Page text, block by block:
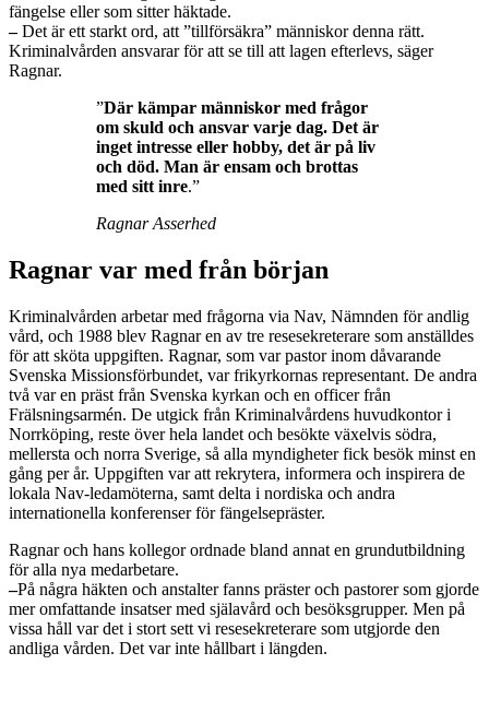
fängelse eller som sitter häktade.
–Det är ett starkt ord, att ”tillförsäkra” människor denna rätt.
Kriminalvården ansvarar för att se till att lagen efterlevs, säger
Ragnar.
”Där kämpar människor med frågor
om skuld och ansvar varje dag. Det är
inget intresse eller hobby, det är på liv
och död. Man är ensam och brottas
med sitt inre.”
Ragnar Asserhed
Ragnar var med från början
Kriminalvården arbetar med frågorna via Nav, Nämnden för andlig
vård, och 1988 blev Ragnar en av tre resesekreterare som anställdes
för att sköta uppgiften. Ragnar, som var pastor inom dåvarande
Svenska Missionsförbundet, var frikyrkornas representant. De andra
två var en präst från Svenska kyrkan och en officer från
Frälsningsarmén. De utgick från Kriminalvårdens huvudkontor i
Norrköping, reste över hela landet och besökte växelvis södra,
mellersta och norra Sverige, så alla myndigheter fick besök minst en
gång per år. Uppgiften var att rekrytera, informera och inspirera de
lokala Nav-ledamöterna, samt delta i nordiska och andra
internationella konferenser för fängelsepräster.
Ragnar och hans kollegor ordnade bland annat en grundutbildning
för alla nya medarbetare.
–På några häkten och anstalter fanns präster och pastorer som gjorde
mer omfattande insatser med själavård och besöksgrupper. Men på
vissa håll var det i stort sett vi resesekreterare som utgjorde den
andliga vården. Det var inte hållbart i längden.